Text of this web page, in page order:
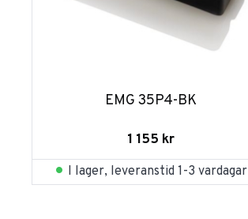
EMG 35P4-BK
1 155 kr
I lager, leveranstid 1-3 vardagar